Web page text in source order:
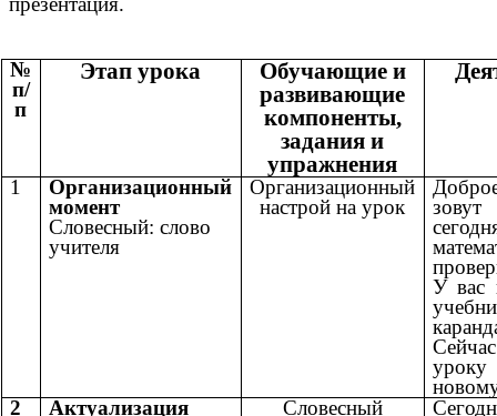
№
п/
п
Этап урока
Обучающие и
развивающие
компоненты,
задания и
упражнения
1
Организационный
момент
Словесный: слово
учителя
Организационный
настрой на урок
У вас
2
Актуализация
Словесный